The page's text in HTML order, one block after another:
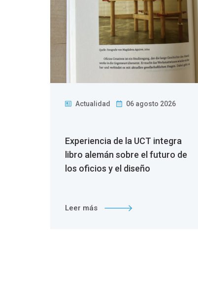
Actualidad 06 agosto 2026
Experiencia de la UCT integra
libro alemán sobre el futuro de
los oficios y el diseño
Leer más